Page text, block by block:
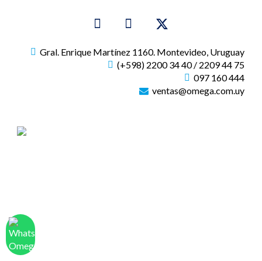
Gral. Enrique Martínez 1160. Montevideo, Uruguay
(+598) 2200 34 40 / 2209 44 75
097 160 444
ventas@omega.com.uy